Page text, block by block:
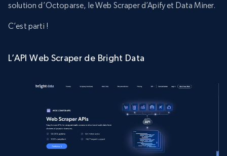
solution d’Octoparse, le Web Scraper d’Apify et Data Miner.
C’est parti !
L’API Web Scraper de Bright Data